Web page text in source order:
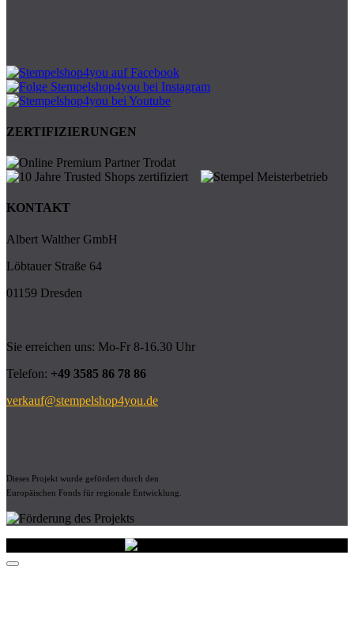
ZERTIFIZIERUNGEN
KONTAKT
Albert Walther GmbH
Löbtauer Straße 64
01159 Dresden
Sie erreichen uns: Mo-Fr 8-16.30 Uhr
Telefon: +49 3585 86 78 86
verkauf@stempelshop4you.de
Dieses Projekt wurde gefördert durch den
Europäischen Fonds für regionale Entwicklung.